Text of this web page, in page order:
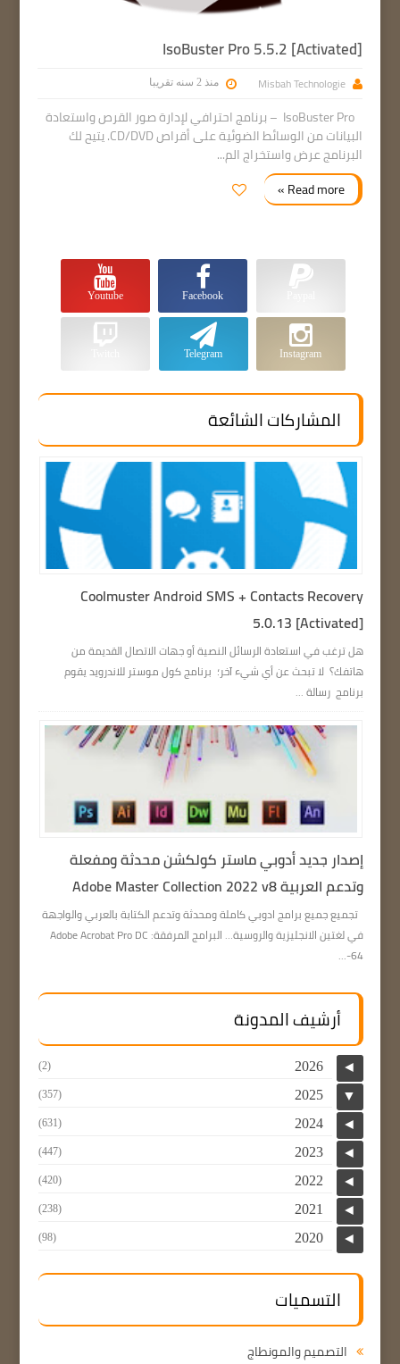
IsoBuster Pro 5.5.2 [Activated]
Misbah Technologie منذ 2 سنه تقريبا
IsoBuster Pro – برنامج احترافي لإدارة صور القرص واستعادة
البيانات من الوسائط الضوئية على أقراص CD/DVD. يتيح لك
البرنامج عرض واستخراج الم...
Read more »
Facebook
Youtube
Instagram
Telegram
المشاركات الشائعة
Coolmuster Android SMS + Contacts Recovery
5.0.13 [Activated]
هل ترغب في استعادة الرسائل النصية أو جهات الاتصال القديمة من
هاتفك؟ لا تبحث عن أي شيء آخر؛ برنامج كول موستر للاندرويد يقوم
برنامج رسالة ...
إصدار جديد أدوبي ماستر كولكشن محدثة ومفعلة
وتدعم العربية Adobe Master Collection 2022 v8
تجميع جميع برامج ادوبي كاملة ومحدثة وتدعم الكتابة بالعربي والواجهة
في لغتين الانجليزية والروسية… البرامج المرفقة: Adobe Acrobat Pro DC
64-...
أرشيف المدونة
◄
2026
(2)
▼
2025
(357)
◄
2024
(631)
◄
2023
(447)
◄
2022
(420)
◄
2021
(238)
◄
2020
(98)
التسميات
التصميم والمونطاج